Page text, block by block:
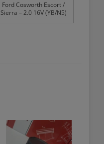
Ford Cosworth Escort /
Sierra – 2.0 16V (YB/N5)